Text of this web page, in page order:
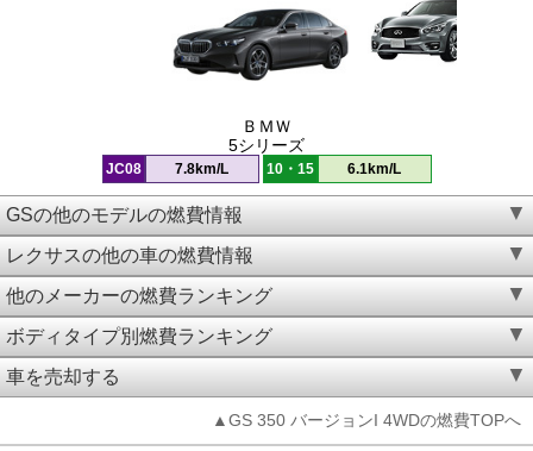
ＢＭＷ
5シリーズ
JC08 7.8km/L 10・15 6.1km/L
GSの他のモデルの燃費情報
レクサスの他の車の燃費情報
他のメーカーの燃費ランキング
ボディタイプ別燃費ランキング
車を売却する
▲GS 350 バージョンI 4WDの燃費TOPへ